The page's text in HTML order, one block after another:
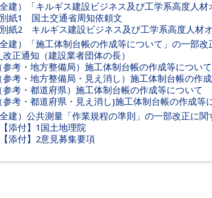
全建）「キルギス建設ビジネス及び工学系高度人
紙1 国土交通省周知依頼文
紙2 キルギス建設ビジネス及び工学系高度人材
全建）「施工体制台帳の作成等について」の一部改
正通知（建設業者団体の長）
参考・地方整備局）施工体制台帳の作成等について
参考・地方整備局・見え消し）施工体制台帳の作
参考・都道府県）施工体制台帳の作成等について
参考・都道府県・見え消し)施工体制台帳の作成等
全建）公共測量「作業規程の準則」の一部改正に
添付】1国土地理院
添付】2意見募集要項